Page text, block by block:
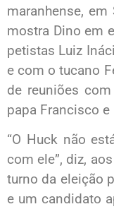
maranhense, em
mostra Dino em
petistas Luiz
e com o tucano
de reuniões
papa Francisco e
“O Huck não
com ele”, diz,
turno da eleição
e um candidato